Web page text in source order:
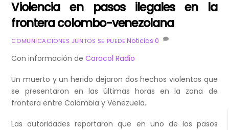
Violencia en pasos ilegales en la
frontera colombo-venezolana
COMUNICACIONES JUNTOS SE PUEDE Noticias 0
Con información deCaracol Radio
Un muerto y un herido dejaron dos hechos violentos que
se presentaron en las últimas horas en la zona de
frontera entre Colombia y Venezuela.
Las autoridades reportaron que en uno de los pasos